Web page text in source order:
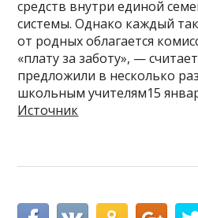
средств внутри единой
системы. Однако каждый
от родных облагается
«плату за заботу», —
предложили в несколько
школьным учителям15
Источник